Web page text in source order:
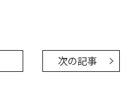
次の記事